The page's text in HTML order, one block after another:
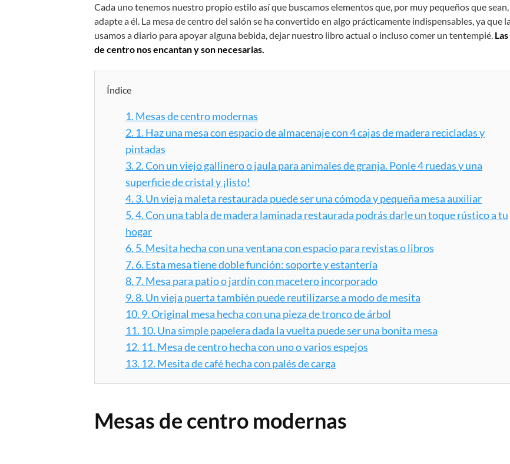
Cada uno tenemos nuestro propio estilo así que buscamos elementos que, por muy pequeños que sean,
adapte a él. La mesa de centro del salón se ha convertido en algo prácticamente indispensables, ya que
usamos a diario para apoyar alguna bebida, dejar nuestro libro actual o incluso comer un tentempié.
de centro nos encantan y son necesarias.
Índice
1. Mesas de centro modernas
2. 1. Haz una mesa con espacio de almacenaje con 4 cajas de madera recicladas y
pintadas
3. 2. Con un viejo gallinero o jaula para animales de granja. Ponle 4 ruedas y una
superficie de cristal y ¡listo!
4. 3. Un vieja maleta restaurada puede ser una cómoda y pequeña mesa auxiliar
5.4. Con una tabla de madera laminada restaurada podrás darle un toque rústico a tu
hogar
6. 5. Mesita hecha con una ventana con espacio para revistas o libros
7. 6. Esta mesa tiene doble función: soporte y estantería
8. 7. Mesa para patio o jardín con macetero incorporado
9.8. Un vieja puerta también puede reutilizarse a modo de mesita
10. 9. Original mesa hecha con una pieza de tronco de árbol
11. 10. Una simple papelera dada la vuelta puede ser una bonita mesa
12. 11. Mesa de centro hecha con uno o varios espejos
13. 12. Mesita de café hecha con palés de carga
Mesas de centro modernas